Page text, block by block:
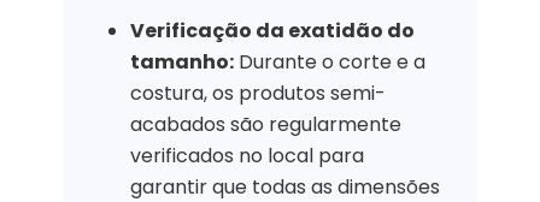
Verificação da exatidão do
tamanho: Durante o corte e a
costura, os produtos semi-
acabados são regularmente
verificados no local para
garantir que todas as dimensões